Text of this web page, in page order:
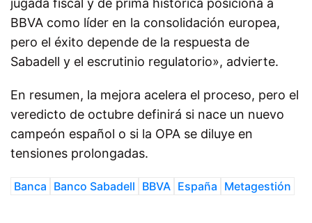
jugada fiscal y de prima histórica posiciona a
BBVA como líder en la consolidación europea,
pero el éxito depende de la respuesta de
Sabadell y el escrutinio regulatorio», advierte.
En resumen, la mejora acelera el proceso, pero el
veredicto de octubre definirá si nace un nuevo
campeón español o si la OPA se diluye en
tensiones prolongadas.
Banca Banco Sabadell BBVA España Metagestión